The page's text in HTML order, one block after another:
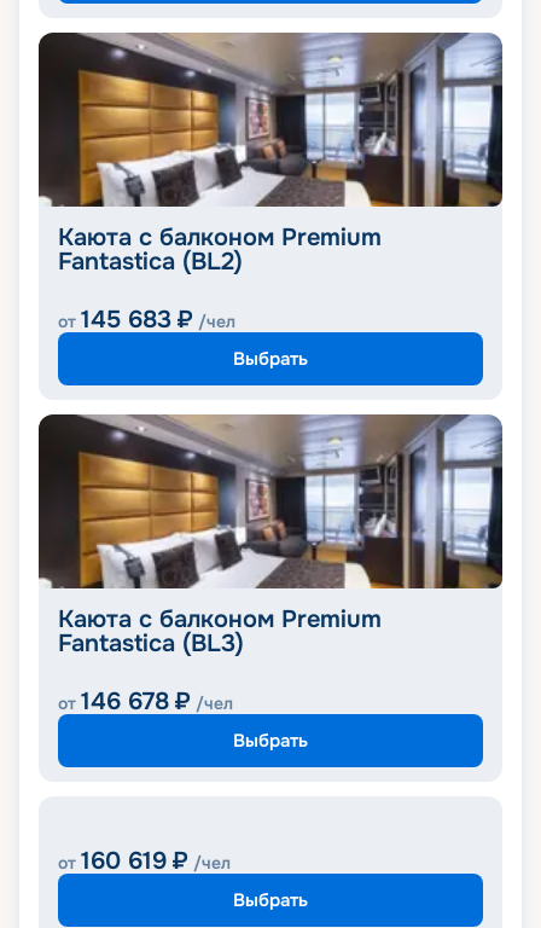
Каюта с балконом Premium
Fantastica (BL2)
от 145 683 ₽ /чел
Выбрать
Каюта с балконом Premium
Fantastica (BL3)
от 146 678 ₽ /чел
Выбрать
от 160 619 ₽ /чел
Выбрать